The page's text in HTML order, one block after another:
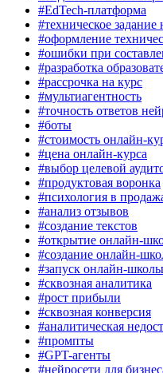
#EdTech-платформа
#техническое
#оформление
#ошибки при
#разработка
#рассрочка на курс
#мультиагентность
#точность ответов
#боты
#стоимость онлайн-
#цена онлайн-курса
#выбор целевой
#продуктовая воронка
#психология в
#анализ отзывов
#создание текстов
#открытие онлайн-
#создание онлайн-
#запуск онлайн-школы
#сквозная аналитика
#рост прибыли
#сквозная конверсия
#аналитическая
#промпты
#GPT-агенты
#нейросети для